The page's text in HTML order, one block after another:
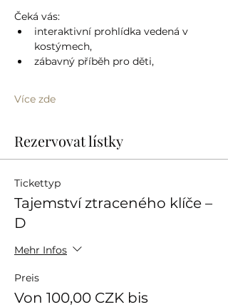
Čeká vás:
interaktivní prohlídka vedená v
kostýmech,
zábavný příběh pro děti,
Více zde
Rezervovat lístky
Tickettyp
Tajemství ztraceného klíče –
D
Mehr Infos
Preis
Von 100,00 CZK bis